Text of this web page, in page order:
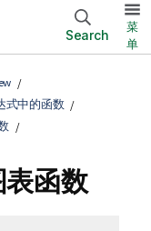
Search
菜
单
式中的函数
表函数